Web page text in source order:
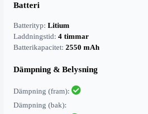
Batteri
Batterityp: Litium
Laddningstid: 4 timmar
Batterikapacitet: 2550 mAh
Dämpning & Belysning
Dämpning (fram):
Dämpning (bak):